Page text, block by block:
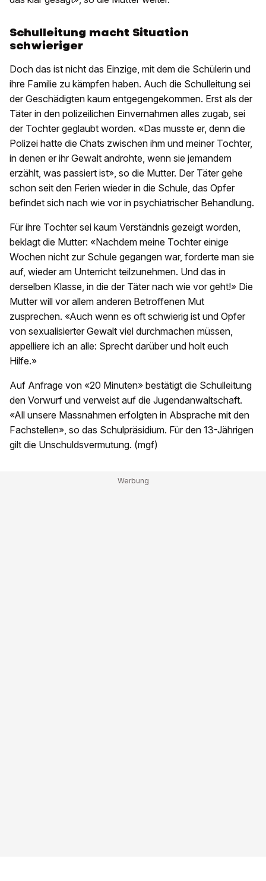
Schulleitung macht Situation
schwieriger
Doch das ist nicht das Einzige, mit dem die Schülerin und
ihre Familie zu kämpfen haben. Auch die Schulleitung sei
der Geschädigten kaum entgegengekommen. Erst als der
Täter in den polizeilichen Einvernahmen alles zugab, sei
der Tochter geglaubt worden. «Das musste er, denn die
Polizei hatte die Chats zwischen ihm und meiner Tochter,
in denen er ihr Gewalt androhte, wenn sie jemandem
erzählt, was passiert ist», so die Mutter. Der Täter gehe
schon seit den Ferien wieder in die Schule, das Opfer
befindet sich nach wie vor in psychiatrischer Behandlung.
Für ihre Tochter sei kaum Verständnis gezeigt worden,
beklagt die Mutter: «Nachdem meine Tochter einige
Wochen nicht zur Schule gegangen war, forderte man sie
auf, wieder am Unterricht teilzunehmen. Und das in
derselben Klasse, in die der Täter nach wie vor geht!» Die
Mutter will vor allem anderen Betroffenen Mut
zusprechen. «Auch wenn es oft schwierig ist und Opfer
von sexualisierter Gewalt viel durchmachen müssen,
appelliere ich an alle: Sprecht darüber und holt euch
Hilfe.»
Auf Anfrage von «20 Minuten» bestätigt die Schulleitung
den Vorwurf und verweist auf die Jugendanwaltschaft.
«All unsere Massnahmen erfolgten in Absprache mit den
Fachstellen», so das Schulpräsidium. Für den 13-Jährigen
gilt die Unschuldsvermutung. (mgf)